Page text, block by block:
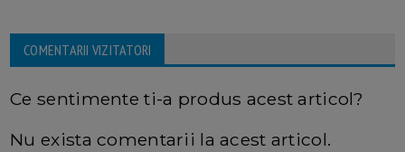
COMENTARII VIZITATORI
Ce sentimente ti-a produs acest articol?
Nu exista comentarii la acest articol.